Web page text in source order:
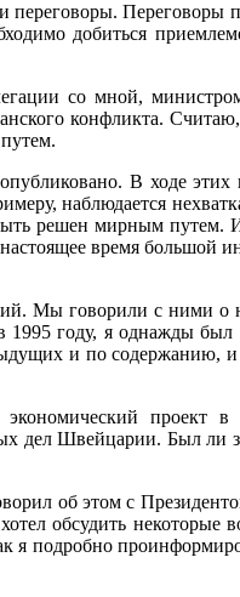
Переговоры
добиться
со мной,
конфлик­та.
В хо­де
наблюдается
решен мирным путем.
время большой
Мы говорили с ними
1995 году, я однажды
и по содержанию,
проект в
дел Швейца­рии. Был ли
об этом с
обсудить некоторые
я подробно